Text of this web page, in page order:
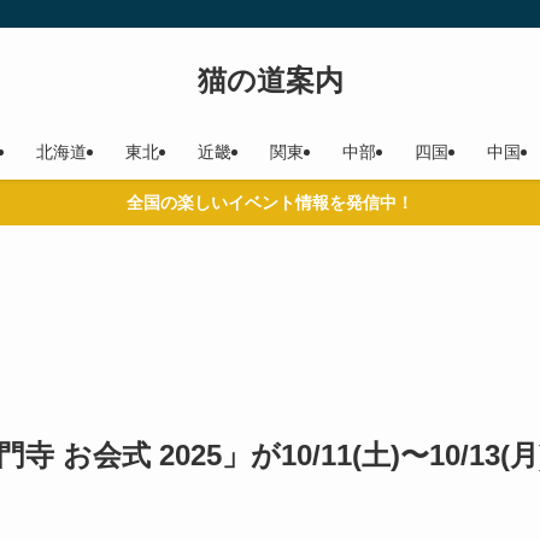
猫の道案内
北海道 東北 近畿 関東 中部 四国 中国
全国の楽しいイベント情報を発信中！
寺 お会式 2025」が10/11(土)〜10/13(